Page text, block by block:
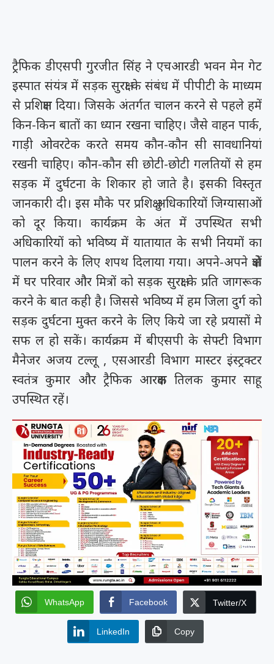
ट्रैफिक डीएसपी गुरजीत सिंह ने एचआरडी भवन मेन गेट
इस्पात संयंत्र में सड़क सुरक्षा के संबंध में पीपीटी के माध्यम
से प्रशिक्षण दिया। जिसके अंतर्गत चालन करने से पहले हमें
किन-किन बातों का ध्यान रखना चाहिए। जैसे वाहन पार्क,
गाड़ी ओवरटेक करते समय कौन-कौन सी सावधानियां
रखनी चाहिए। कौन-कौन सी छोटी-छोटी गलतियों से हम
सड़क में दुर्घटना के शिकार हो जाते है। इसकी विस्तृत
जानकारी दी। इस मौके पर प्रशिक्षु अधिकारियों जिग्यासाओं
को दूर किया। कार्यक्रम के अंत में उपस्थित सभी
अधिकारियों को भविष्य में यातायात के सभी नियमों का
पालन करने के लिए शपथ दिलाया गया। अपने-अपने क्षेत्रों
में घर परिवार और मित्रों को सड़क सुरक्षा के प्रति जागरूक
करने के बात कही है। जिससे भविष्य में हम जिला दुर्ग को
सड़क दुर्घटना मुक्त करने के लिए किये जा रहे प्रयासों मे
सफ ल हो सकें। कार्यक्रम में बीएसपी के सेफ्टी विभाग
मैनेजर अजय टल्लू , एसआरडी विभाग मास्टर इंस्ट्रक्टर
स्वतंत्र कुमार और ट्रैफिक आरक्षक तिलक कुमार साहू
उपस्थित रहें।
WhatsApp Facebook Twitter/X
LinkedIn Copy